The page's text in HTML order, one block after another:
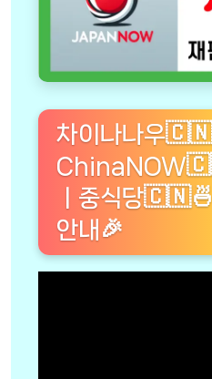
차이나나우🇨🇳
ㅣ중식당🇨🇳🍜
안내🎉